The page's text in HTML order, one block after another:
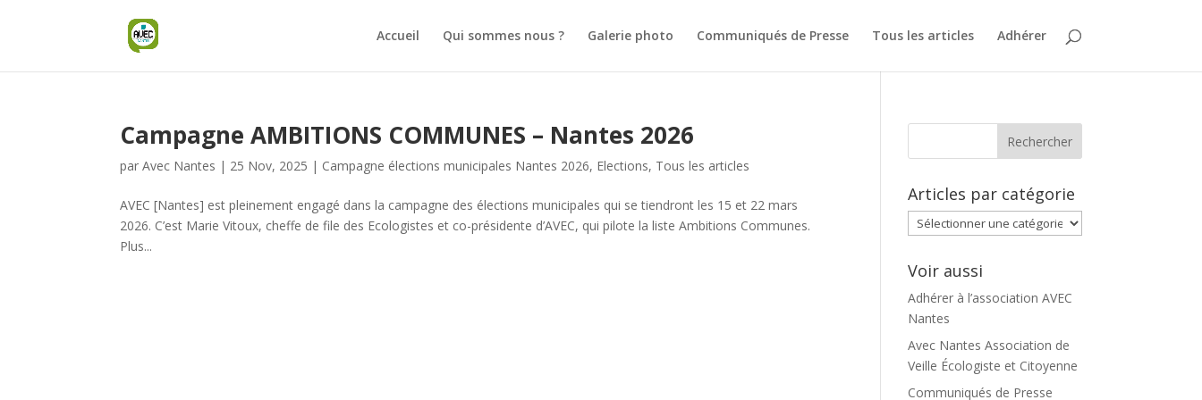
Accueil Qui sommes nous ? Galerie photo Communiqués de Presse Tous les articles Adhérer
Campagne AMBITIONS COMMUNES – Nantes 2026
parAvec Nantes | 25 Nov, 2025 | Campagne élections municipales Nantes 2026, Elections, Tous les articles
AVEC [Nantes] est pleinement engagé dans la campagne des élections municipales qui se tiendront les 15 et 22 mars
2026. C’est Marie Vitoux, cheffe de file des Ecologistes et co-présidente d’AVEC, qui pilote la liste Ambitions Communes.
Plus...
Articles par catégorie
Articles
par
catégorie
Voir aussi
Adhérer à l’association AVEC
Nantes
Avec Nantes Association de
Veille Écologiste et Citoyenne
Communiqués de Presse